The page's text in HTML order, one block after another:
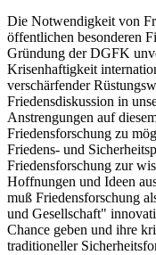
Die Notwendigkeit von
öffentlichen besonderen
Gründung der DGFK
Krisenhaftigkeit
verschärfender
Friedensdiskussion in
Anstrengungen auf
Friedensforschung zu
Friedens- und
Friedensforschung zur
Hoffnungen und Ideen
muß Friedensforschung
und Gesellschaft"
Chance geben und ihre
traditioneller